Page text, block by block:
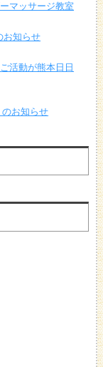
マッサージ教室
お知らせ
活動が熊本日日
お知らせ